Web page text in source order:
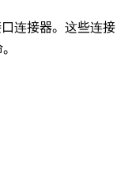
连接器。这些连接